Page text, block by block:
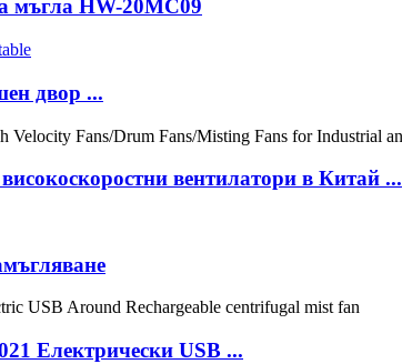
мъгла HW-20MC09
двор ...
вентилатори в Китай ...
Електрически USB ...